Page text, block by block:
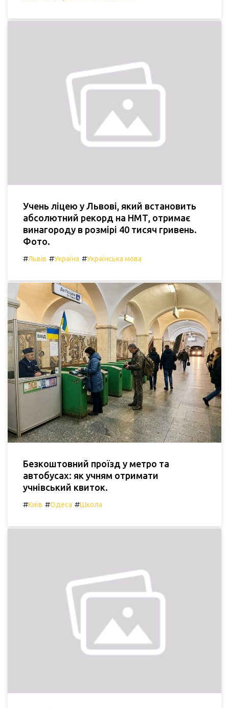
Учень ліцею у Львові, який встановить
абсолютний рекорд на НМТ, отримає
винагороду в розмірі 40 тисяч гривень.
Фото.
#Львів #Україна #Українська мова
Безкоштовний проїзд у метро та
автобусах: як учням отримати
учнівський квиток.
#Київ #Одеса #Школа